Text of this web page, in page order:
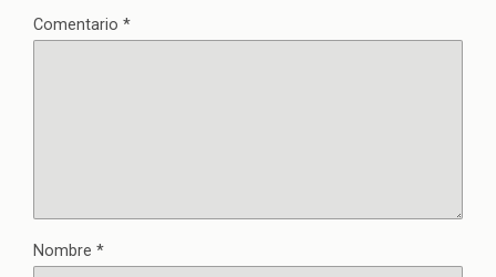
Comentario *
Nombre *